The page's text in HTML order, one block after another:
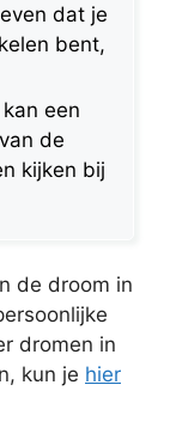
dat je
bent,
een
de
kijken bij
de droom in
dromen in
kun je hier